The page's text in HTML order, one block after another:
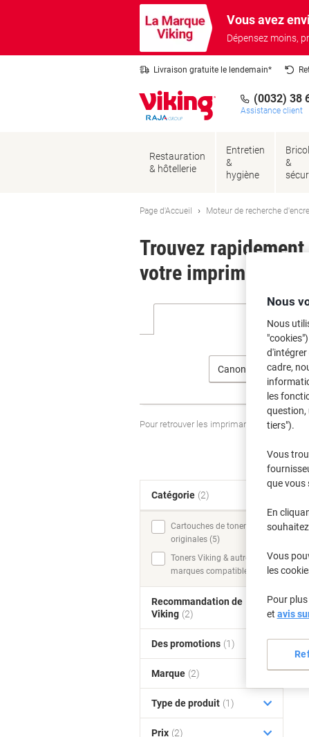
Vous avez
Dépensez moins,
Livraison gratuite le lendemain*
(0032) 38
Assistance client
Restauration
& hôtellerie
Entretien
&
hygiène
&
Page d'Accueil Moteur de recherche
Trouvez
votre imprimante.
Canon
Pour retrouver les imprimantes listées et/
Catégorie (2)
Cartouches de toner
originales (5)
Toners Viking & autres
marques compatibles (4)
Recommandation de
Viking (2)
Des promotions (1)
Marque (2)
Type de produit (1)
Prix (2)
Nous
Nous
d'intégrer
cadre,
les
question,
tiers").
Vous
que vous
En
Vous
les
Pour
et avis